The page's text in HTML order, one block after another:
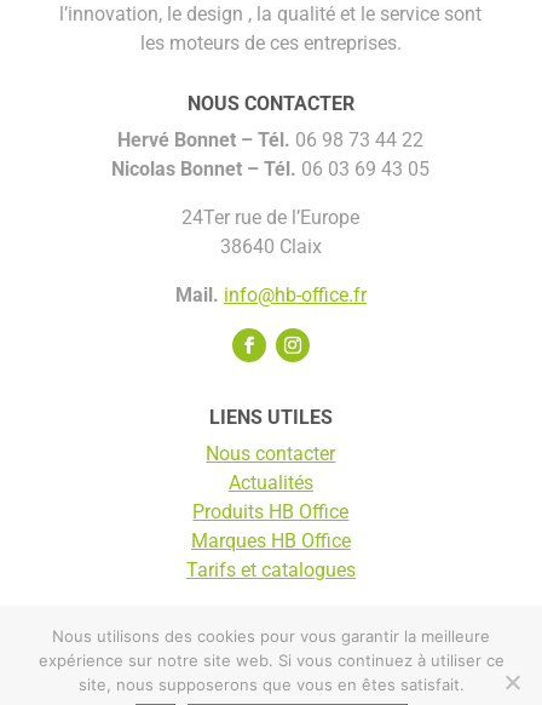
l’innovation, le design , la qualité et le service sont
les moteurs de ces entreprises.
NOUS CONTACTER
Hervé Bonnet –Tél. 06 98 73 44 22
Nicolas Bonnet – Tél. 06 03 69 43 05
24Ter rue de l’Europe
38640 Claix
Mail. info@hb-office.fr
LIENS UTILES
Nous contacter
Actualités
Produits HB Office
Marques HB Office
Tarifs et catalogues
© HB Office 2025 |Mentions légales
Nous utilisons des cookies pour vous garantir la meilleure
expérience sur notre site web. Si vous continuez à utiliser ce
site, nous supposerons que vous en êtes satisfait.